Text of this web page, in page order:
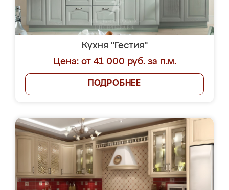
Кухня "Гестия"
Цена: от 41 000 руб. за п.м.
ПОДРОБНЕЕ